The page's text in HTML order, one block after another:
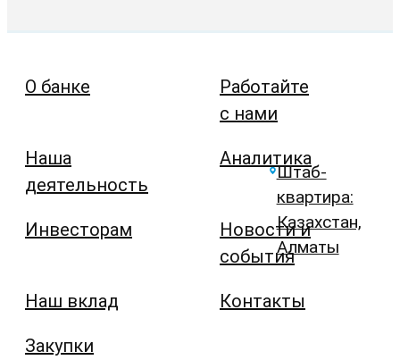
О банке
Наша
деятельность
Инвесторам
Наш вклад
Закупки
Работайте
с нами
Аналитика
Новости и
события
Контакты
Штаб-
квартира:
Казахстан,
Алматы